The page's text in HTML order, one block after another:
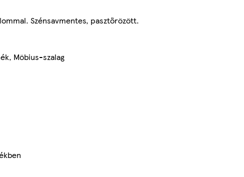
Szénsavmentes, pasztőrözött.
Möbius-szalag